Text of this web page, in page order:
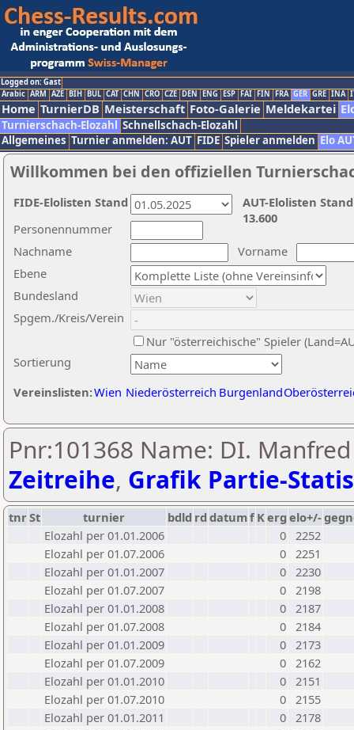
Logged on: Gast
Arabic ARM AZE BIH BUL CAT CHN CRO CZE DEN ENG ESP FAI FIN FRA GER GRE INA
Home TurnierDB Meisterschaft Foto-Galerie Meldekartei
Turnierschach-Elozahl Schnellschach-Elozahl
Allgemeines Turnier anmelden: AUT FIDE Spieler anmelden Elo
Willkommen bei den offiziellen
Nachname
Vorname
Ebene
Sortierung
Personennummer
Bundesland
Spgem./Kreis/Verein
Nur "österreichische" Spieler
Vereinslisten:Wien Niederösterreich Burgenland
AUT-Elolisten
13.600
FIDE-Elolisten Stand
Pnr:101368 Name: DI.
Zeitreihe, Grafik Partie-
tnrSt turnier bdld rd datumf Kerg elo+/-
Elozahl per 01.01.2006
0 2252
Elozahl per 01.07.2006
0 2251
Elozahl per 01.01.2007
0 2230
Elozahl per 01.07.2007
0 2198
Elozahl per 01.01.2008
0 2187
Elozahl per 01.07.2008
0 2184
Elozahl per 01.01.2009
0 2173
Elozahl per 01.07.2009
0 2162
Elozahl per 01.01.2010
0 2151
Elozahl per 01.07.2010
0 2155
Elozahl per 01.01.2011
0 2178